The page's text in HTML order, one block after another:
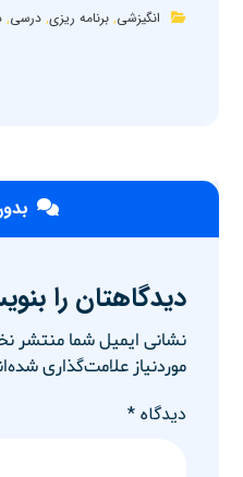
انگیزشی,برنامه ریزی,درسی,
دیدگاهتان را
نشانی ایمیل شما منتشر
موردنیاز علامت‌گذاری
دیدگاه*